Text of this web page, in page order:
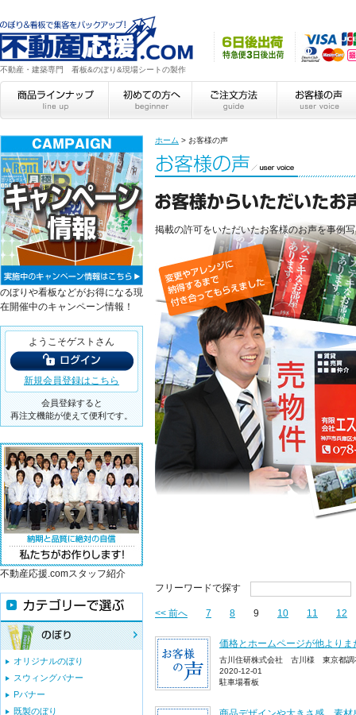
不動産・建築専門 看板&のぼり&現場シートの製作
ホーム > お客様の声
掲載の許可をいただいたお客様のお声を事例
フリーワードで探す
<< 前へ 7 8 9 10 11 12
価格とホームページが他より
古川住研株式会社 古川様 東京都調
2020-12-01
駐車場看板
のぼりや看板などがお得になる現
在開催中のキャンペーン情報！
ようこそゲストさん
新規会員登録はこちら
会員登録すると
再注文機能が使えて便利です。
不動産応援.comスタッフ紹介
オリジナルのぼり
スウィングバナー
Pバナー
既製のぼり